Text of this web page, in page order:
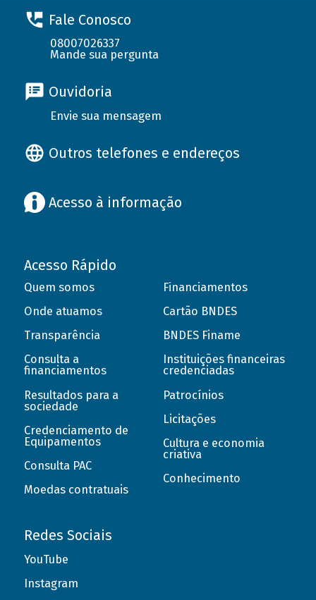
Fale Conosco
08007026337
Mande sua pergunta
Ouvidoria
Envie sua mensagem
Outros telefones e endereços
Acesso à informação
Acesso Rápido
Quem somos
Onde atuamos
Transparência
Consulta a
financiamentos
Resultados para a
sociedade
Credenciamento de
Equipamentos
Consulta PAC
Moedas contratuais
Financiamentos
Cartão BNDES
BNDES Finame
Instituições financeiras
credenciadas
Patrocínios
Licitações
Cultura e economia
criativa
Conhecimento
Redes Sociais
YouTube
Instagram